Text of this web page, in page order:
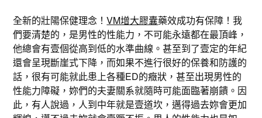
全新的壯陽保健理念！VM增大膠囊藥效成功有保障！我
們要清楚的，是男性的性能力，不可能永遠都在最頂峰，
他總會有壹個從高到低的水準曲線。甚至到了壹定的年紀
還會呈現斷崖式下降，而如果不進行很好的保養和防護的
話，很有可能就此患上各種ED的癥狀，甚至出現男性的
性能力障礙，妳們的夫妻關系就隨時可能面臨著崩饋。因
此，有人說過，人到中年就是壹道坎，邁得過去妳會更加